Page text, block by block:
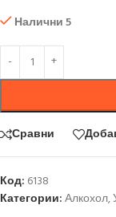
Налични 5
Сравни
Код: 6138
Категории:Алкохол,